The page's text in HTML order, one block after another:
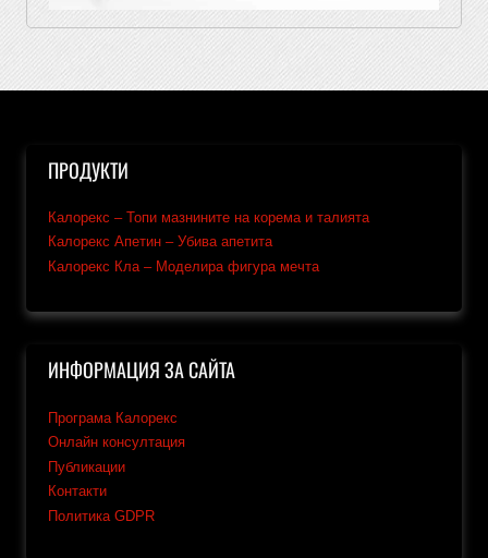
ПРОДУКТИ
Калорекс – Топи мазнините на корема и талията
Калорекс Апетин – Убива апетита
Калорекс Кла – Моделира фигура мечта
ИНФОРМАЦИЯ ЗА САЙТА
Програма Калорекс
Онлайн консултация
Публикации
Контакти
Политика GDPR